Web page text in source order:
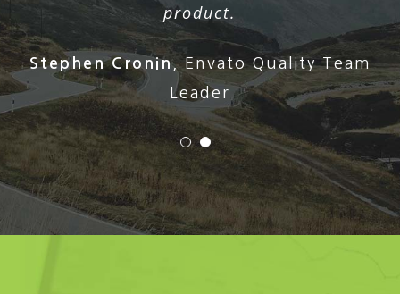
product.
Stephen Cronin,Envato Quality Team
Leader